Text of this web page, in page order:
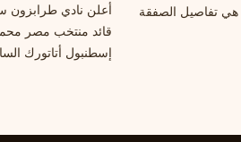
تفاصيل الصفقة
أعلن نادي
قائد منتخب مصر
إسطنبول أتاتورك
التركية الكبرى.